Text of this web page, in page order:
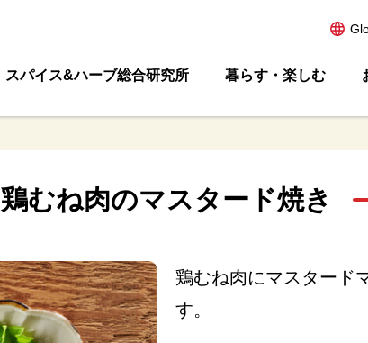
スパイス&ハーブ総合研究所 暮らす・楽しむ
鶏むね肉のマスタード焼き
鶏むね肉にマスタード
す。